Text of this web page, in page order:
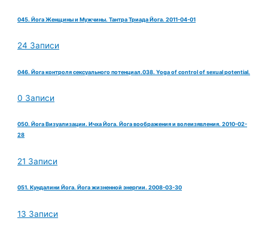
045. Йога Женщины и Мужчины. Тантра Триада Йога. 2011-04-01
24 Записи
046. Йога контроля сексуального потенциал.038. Yoga of control of sexual potential.
0 Записи
050. Йога Визуализации. Ичха Йога. Йога воображения и волеизявления. 2010-02-
28
21 Записи
051. Кундалини Йога. Йога жизненной энергии. 2008-03-30
13 Записи